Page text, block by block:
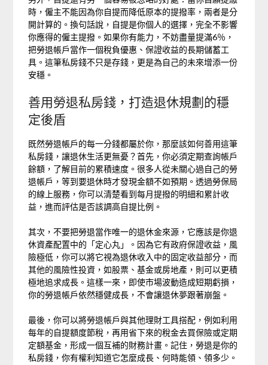
時，僱主不能因為你自提而降低原本的提撥率，兩者是分
開計算的。換句話說，自提是你個人的選擇，完全不影響
你應得的僱主提撥。如果你有能力，不妨盡量提滿6％，
把勞退帳戶當作一個稅負優惠、保證收益的長期儲蓄工
具。這筆私房錢不只是存錢，更是為自己的未來增添一份
安穩。
善用勞退私房錢，打造退休規劃的穩
定後盾
既然勞退帳戶的每一分錢都屬於你，那麼該如何善用這筆
私房錢，讓退休生活更無憂？首先，你必須定期查詢帳戶
餘額，了解目前的累積速度。很多人從未關心過自己的勞
退帳戶，等到要退休時才發現金額不如預期。透過勞保局
的線上服務，你可以清楚看到每月提撥的明細和累計收
益，進而評估是否該調高自提比例。
其次，不要把勞退當作唯一的退休金來源，它應該是你退
休資產配置中的「定心丸」。因為它有政府保證收益，風
險極低，你可以將它視為退休收入中的固定收益部分，而
其他的風險性投資，如股票、基金或房地產，則可以更積
極地追求成長。這樣一來，即使市場波動造成短期虧損，
你的勞退帳戶依然穩健成長，不會讓退休夢跟著崩盤。
最後，你可以將勞退帳戶與其他理財工具搭配，例如利用
每年的自提額度節稅，再用省下來的稅金去買保險或定期
定額基金，形成一個互補的財務計畫。記住，勞退是你的
私房錢，你有權利知道它怎麼成長、何時能領、領多少。